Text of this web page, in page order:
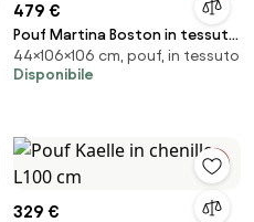
479 €
Pouf Martina Boston in tessuto
- L106 cm
44×106×106 cm, pouf, in tessuto
Disponibile
329 €